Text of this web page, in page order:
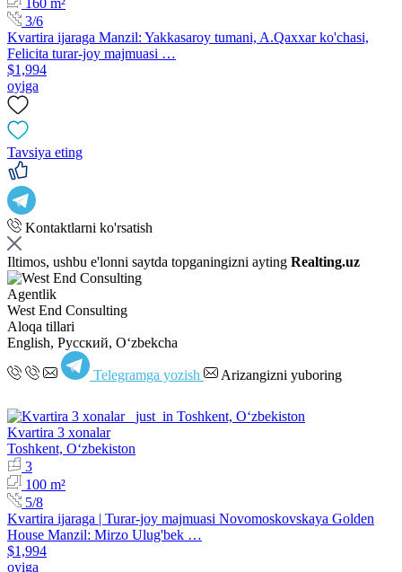
160 m²
3/6
Kvartira ijaraga Manzil: Yakkasaroy tumani, A.Qaxxar ko'chasi,
Felicita turar-joy majmuasi …
$1,994
oyiga
Tavsiya eting
Kontaktlarni ko'rsatish
Iltimos, ushbu e'lonni saytda topganingizni ayting Realting.uz
Agentlik
West End Consulting
Aloqa tillari
English, Русский, Oʻzbekcha
Telegramga yozish Arizangizni yuboring
Kvartira 3 xonalar
Toshkent, Oʻzbekiston
3
100 m²
5/8
Kvartira ijaraga | Turar-joy majmuasi Novomoskovskaya Golden
House Manzil: Mirzo Ulug'bek …
$1,994
oyiga